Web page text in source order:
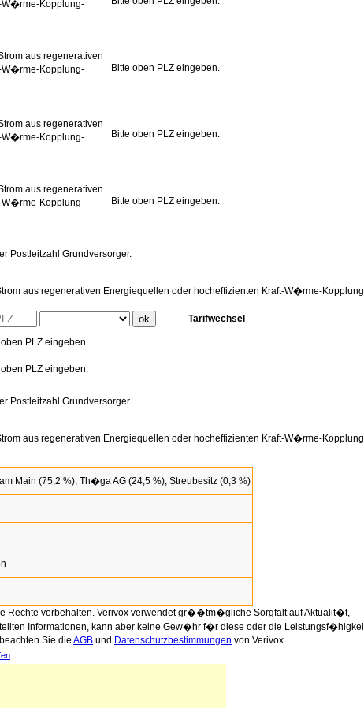
W�rme-Kopplung-
aus regenerativen
W�rme-Kopplung-
Bitte oben PLZ eingeben.
aus regenerativen
W�rme-Kopplung-
Bitte oben PLZ eingeben.
aus regenerativen
W�rme-Kopplung-
Bitte oben PLZ eingeben.
Postleitzahl Grundversorger.
aus regenerativen Energiequellen oder hocheffizienten Kraft-W�rme-
Tarifwechsel
oben PLZ eingeben.
oben PLZ eingeben.
Postleitzahl Grundversorger.
aus regenerativen Energiequellen oder hocheffizienten Kraft-W�rme-
Main (75,2 %), Th�ga AG (24,5 %), Streubesitz (0,3 %)
Rechte vorbehalten. Verivox verwendet gr��tm�gliche Sorgfalt auf Aktualit�t,
Informationen, kann aber keine Gew�hr f�r diese oder die
Sie die AGB und Datenschutzbestimmungen von Verivox.